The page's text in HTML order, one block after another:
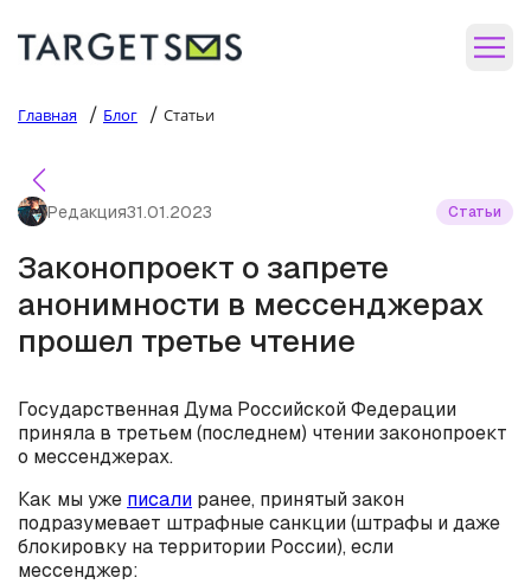
Главная / Блог / Статьи
Редакция31.01.2023 Статьи
Законопроект о запрете
анонимности в мессенджерах
прошел третье чтение
Государственная Дума Российской Федерации
приняла в третьем (последнем) чтении законопроект
о мессенджерах.
Как мы уже писали ранее, принятый закон
подразумевает штрафные санкции (штрафы и даже
блокировку на территории России), если
мессенджер: